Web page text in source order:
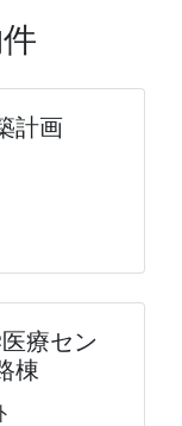
計画
療セン
棟